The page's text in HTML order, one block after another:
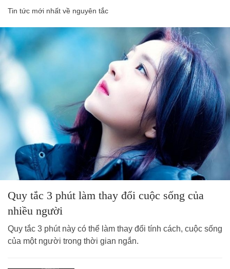
Tin tức mới nhất về nguyên tắc
Quy tắc 3 phút làm thay đổi cuộc sống của
nhiều người
Quy tắc 3 phút này có thể làm thay đổi tính cách, cuộc sống
của một người trong thời gian ngắn.